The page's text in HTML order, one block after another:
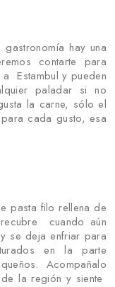
hay una
contarte para
Estambul y pueden
paladar si no
la carne, sólo el
cada gusto, esa
pasta filo rellena de
cuando aún
se deja enfriar para
en la parte
Acompañalo
la región y siente